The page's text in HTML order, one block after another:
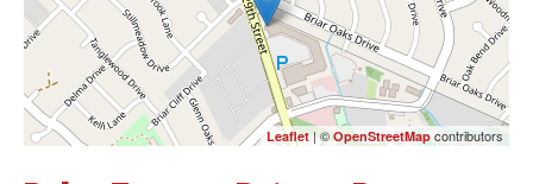
Leaflet | ©OpenStreetMap contributors